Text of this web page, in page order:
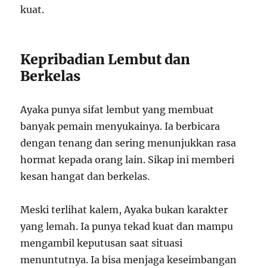
kuat.
Kepribadian Lembut dan
Berkelas
Ayaka punya sifat lembut yang membuat
banyak pemain menyukainya. Ia berbicara
dengan tenang dan sering menunjukkan rasa
hormat kepada orang lain. Sikap ini memberi
kesan hangat dan berkelas.
Meski terlihat kalem, Ayaka bukan karakter
yang lemah. Ia punya tekad kuat dan mampu
mengambil keputusan saat situasi
menuntutnya. Ia bisa menjaga keseimbangan